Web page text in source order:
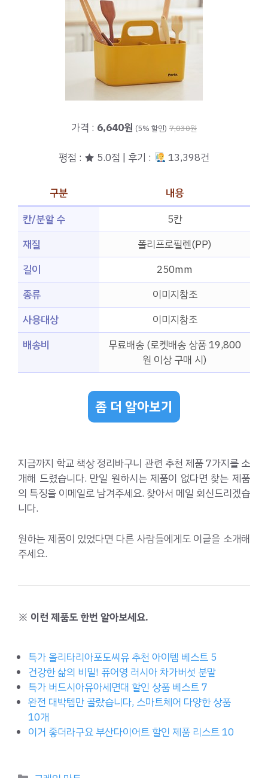
가격 : 6,640원 (5% 할인) 7,030원
평점 : ★ 5.0점 | 후기 : 13,398건
구분
내용
칸/분할 수
5칸
재질
폴리프로필렌(PP)
길이
250mm
종류
이미지참조
사용대상
이미지참조
배송비
무료배송 (로켓배송 상품 19,800
원 이상 구매 시)
좀 더 알아보기
지금까지 학교 책상 정리바구니 관련 추천 제품 7가지를 소
개해 드렸습니다. 만일 원하시는 제품이 없다면 찾는 제품
의 특징을 이메일로 남겨주세요. 찾아서 메일 회신드리겠습
니다.
원하는 제품이 있었다면 다른 사람들에게도 이글을 소개해
주세요.
※ 이런 제품도 한번 알아보세요.
특가 올리타리아포도씨유 추천 아이템 베스트 5
건강한 삶의 비밀! 퓨어영 러시아 차가버섯 분말
특가 버드시아유아세면대 할인 상품 베스트 7
완전 대박템만 골랐습니다, 스마트체어 다양한 상품
10개
이거 좋더라구요 부산다이어트 할인 제품 리스트 10